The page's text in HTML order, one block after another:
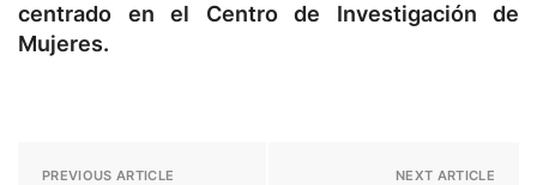
centrado en el Centro de Investigación de
Mujeres.
PREVIOUS ARTICLE NEXT ARTICLE